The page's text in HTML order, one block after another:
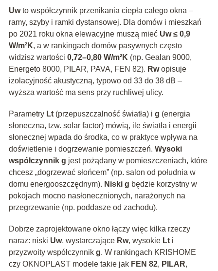
Uwto współczynnik przenikania ciepła całego okna –
ramy, szyby i ramki dystansowej. Dla domów i mieszkań
po 2021 roku okna elewacyjne muszą mieć Uw ≤ 0,9
W/m²K, a w rankingach domów pasywnych często
widzisz wartości 0,72–0,80 W/m²K (np. Gealan 9000,
Energeto 8000, PILAR, PAVA, FEN 82). Rwopisuje
izolacyjność akustyczną, typowo od 33 do 38 dB –
wyższa wartość ma sens przy ruchliwej ulicy.
Parametry Lt(przepuszczalność światła) i g (energia
słoneczna, tzw. solar factor) mówią, ile światła i energii
słonecznej wpada do środka, co w praktyce wpływa na
doświetlenie i dogrzewanie pomieszczeń. Wysoki
współczynnik g jest pożądany w pomieszczeniach, które
chcesz „dogrzewać słońcem” (np. salon od południa w
domu energooszczędnym). Niski g będzie korzystny w
pokojach mocno nasłonecznionych, narażonych na
przegrzewanie (np. poddasze od zachodu).
Dobrze zaprojektowane okno łączy więc kilka rzeczy
naraz: niski Uw, wystarczające Rw, wysokie Lti
przyzwoity współczynnik g. W rankingach KRISHOME
czy OKNOPLAST modele takie jak FEN 82, PILAR,